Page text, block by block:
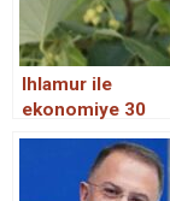
Ihlamur ile
ekonomiye 30
milyon TL’lik şifa